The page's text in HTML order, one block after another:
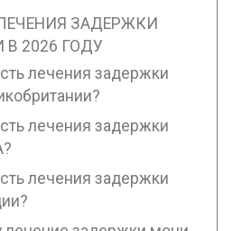
ЗАДЕРЖКИ
2026 ГОДУ
лечения задержки
лечения задержки
лечения задержки